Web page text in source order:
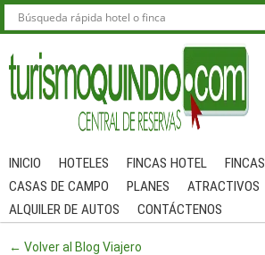
INICIO HOTELES FINCAS HOTEL
FINCAS
CASAS DE CAMPO
PLANES
ATRACTIVOS
ALQUILER DE AUTOS
CONTÁCTENOS
← Volver al Blog Viajero